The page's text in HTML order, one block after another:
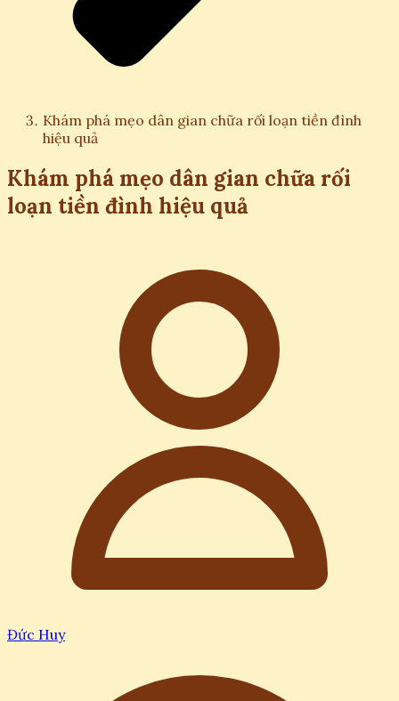
Khám phá mẹo dân gian chữa rối loạn tiền đình
hiệu quả
Khám phá mẹo dân gian chữa rối
loạn tiền đình hiệu quả
Đức Huy